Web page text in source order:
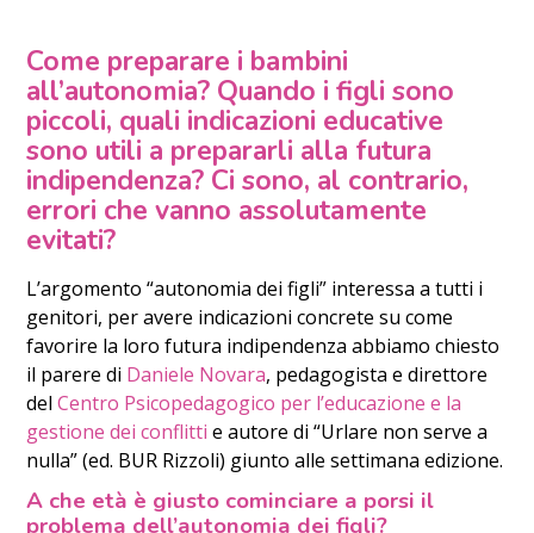
Come preparare i bambini
all’autonomia? Quando i figli sono
piccoli, quali indicazioni educative
sono utili a prepararli alla futura
indipendenza? Ci sono, al contrario,
errori che vanno assolutamente
evitati?
L’argomento “autonomia dei figli” interessa a tutti i
genitori, per avere indicazioni concrete su come
favorire la loro futura indipendenza abbiamo chiesto
il parere di Daniele Novara, pedagogista e direttore
delCentro Psicopedagogico per l’educazione e la
gestione dei conflitti e autore di “Urlare non serve a
nulla” (ed. BUR Rizzoli) giunto alle settimana edizione.
A che età è giusto cominciare a porsi il
problema dell’autonomia dei figli?